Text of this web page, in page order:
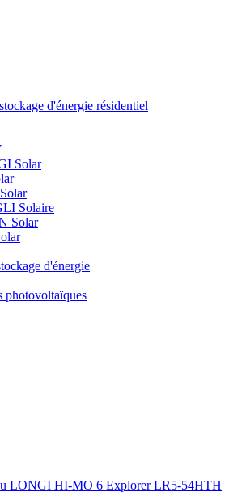
d'énergie résidentiel
Solar
Solaire
Solar
d'énergie
photovoltaïques